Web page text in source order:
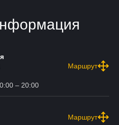
Маршрут
– 20:00
Маршрут